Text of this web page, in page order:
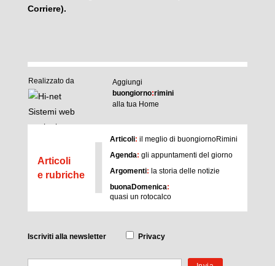
Corriere).
Realizzato da
Aggiungi
buongiorno:rimini
alla tua Home
Articoli
e rubriche
I Articoli: il meglio di buongiornoRimini
Agenda: gli appuntamenti del giorno
Argomenti: la storia delle notizie
buonaDomenica:
quasi un rotocalco
Iscriviti alla newsletter Privacy